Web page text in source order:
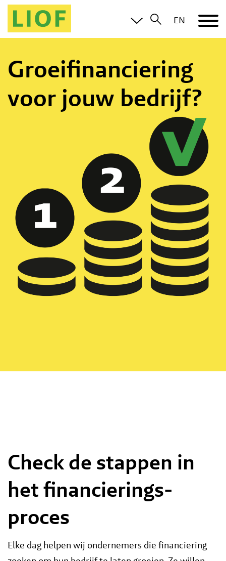
EN
Groeifinanciering
voor jouw bedrijf?
Check de stappen in
het financierings­
proces
Elke dag helpen wij ondernemers die financiering